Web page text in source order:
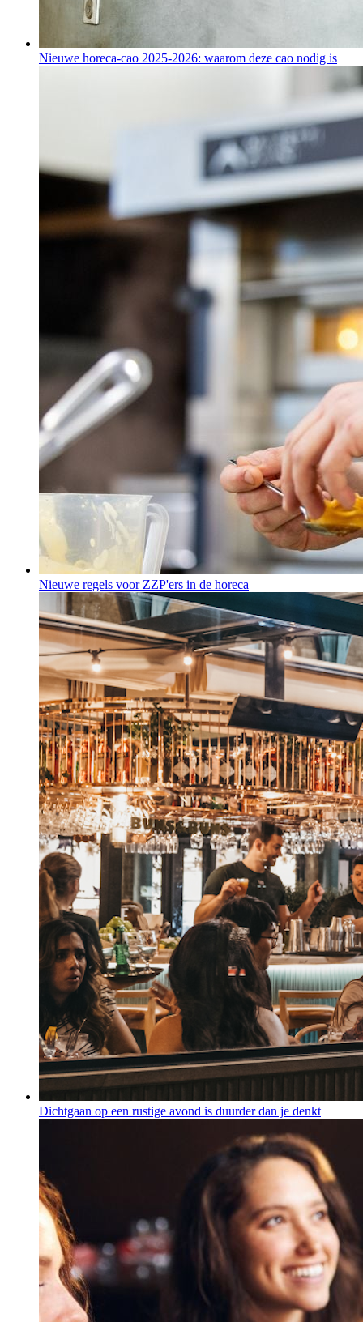
Nieuwe horeca-cao 2025-2026: waarom deze cao nodig is
Nieuwe regels voor ZZP'ers in de horeca
Dichtgaan op een rustige avond is duurder dan je denkt